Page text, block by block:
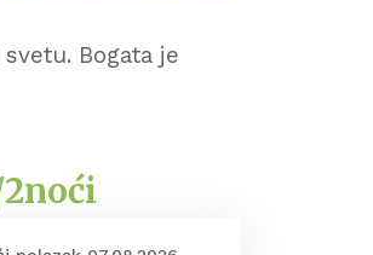
Bogata je
po
ubio aždaju.
ponornice od
su ostatke